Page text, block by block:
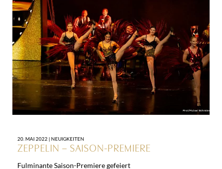
20. MAI 2022 | NEUIGKEITEN
ZEPPELIN – SAISON-PREMIERE
Fulminante Saison-Premiere gefeiert